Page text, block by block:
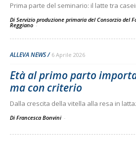
Prima parte del seminario: il latte tra
Di Servizio produzione primaria del Consorzio del
Reggiano -
ALLEVA NEWS 6 Aprile 2026
Età al primo parto
ma con criterio
Dalla crescita della vitella alla resa in
Di Francesca Bonvini -